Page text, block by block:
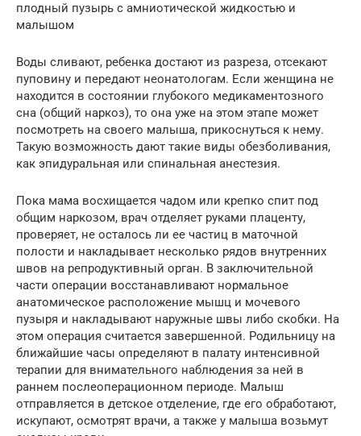
плодный пузырь с амниотической жидкостью и
малышом
Воды сливают, ребенка достают из разреза, отсекают
пуповину и передают неонатологам. Если женщина не
находится в состоянии глубокого медикаментозного
сна (общий наркоз), то она уже на этом этапе может
посмотреть на своего малыша, прикоснуться к нему.
Такую возможность дают такие виды обезболивания,
как эпидуральная или спинальная анестезия.
Пока мама восхищается чадом или крепко спит под
общим наркозом, врач отделяет руками плаценту,
проверяет, не осталось ли ее частиц в маточной
полости и накладывает несколько рядов внутренних
швов на репродуктивный орган. В заключительной
части операции восстанавливают нормальное
анатомическое расположение мышц и мочевого
пузыря и накладывают наружные швы либо скобки. На
этом операция считается завершенной. Родильницу на
ближайшие часы определяют в палату интенсивной
терапии для внимательного наблюдения за ней в
раннем послеоперационном периоде. Малыш
отправляется в детское отделение, где его обработают,
искупают, осмотрят врачи, а также у малыша возьмут